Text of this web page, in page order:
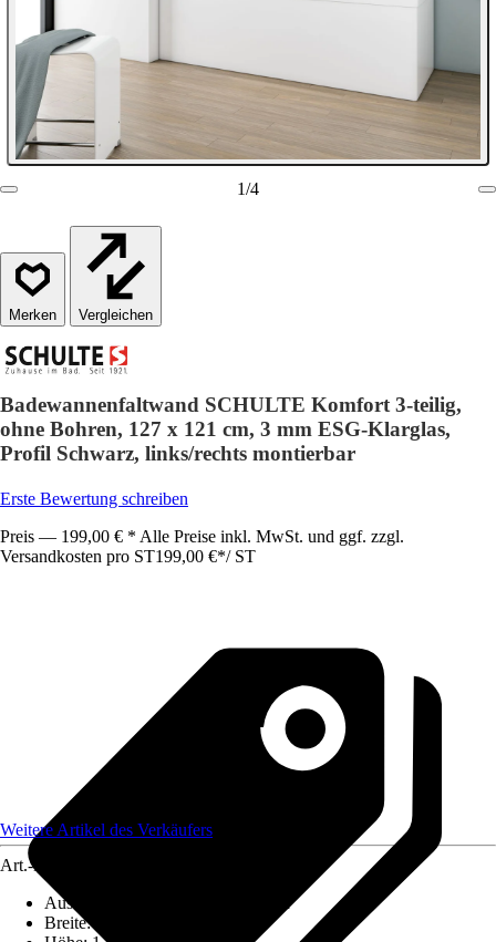
1/4
Vergleichen
Badewannenfaltwand SCHULTE Komfort 3-teilig,
ohne Bohren, 127 x 121 cm, 3 mm ESG-Klarglas,
Profil Schwarz, links/rechts montierbar
Erste Bewertung schreiben
Preis — 199,00 € * Alle Preise inkl. MwSt. und ggf. zzgl.
Versandkosten pro ST199,00 €*/ ST
Weitere Artikel des Verkäufers
Art.-Nr.
Ausführung
Badewannenfaltwand
Breite: